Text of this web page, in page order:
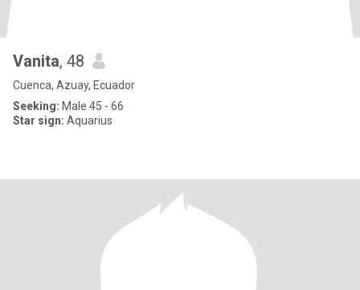
Vanita, 48
Cuenca, Azuay, Ecuador
Seeking: Male 45 - 66
Star sign: Aquarius